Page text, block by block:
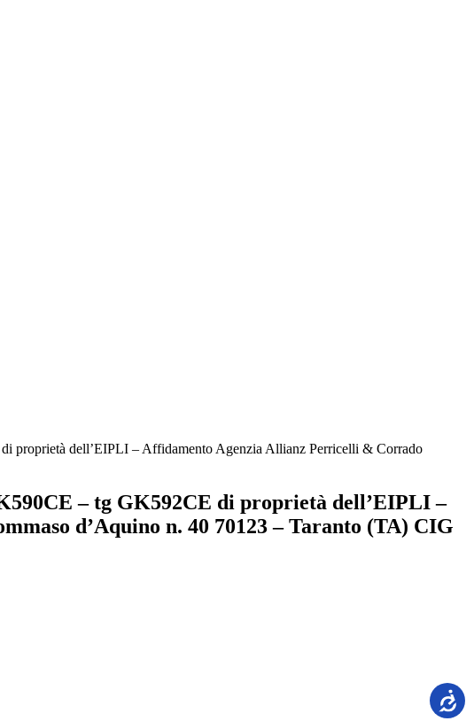
proprietà dell’EIPLI – Affidamento Agenzia Allianz Perricelli & Corrado
– tg GK592CE di proprietà dell’EIPLI –
d’Aquino n. 40 70123 – Taranto (TA) CIG